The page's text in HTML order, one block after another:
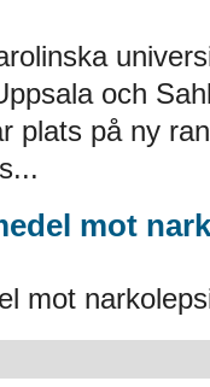
och
plats på ny
mot
mot